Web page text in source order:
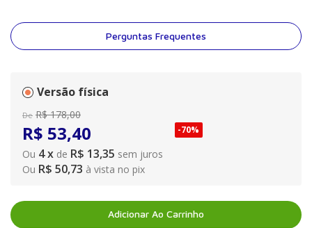
processuais.” Maria Helena Diniz “O Desembargador José
Roberto Neves Amorim está inscrito numa tradição de
excelência que ilustra a história do Poder Judiciário. Sempre teve
magistrados e dos mais admirados doutrinadores. A presente
contribuição à cultura jurídica e por sua profissão de fé à
magistratura.” José Antonio Dias Toffoli
Perguntas Frequentes
Versão física
De R$ 178,00
R$ 53,40
Ou 4x de R$ 13,35 sem juros
-70%
Ou R$ 50,73 à vista no pix
Adicionar Ao Carrinho